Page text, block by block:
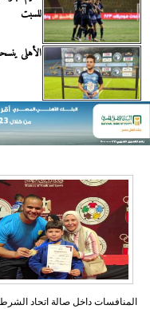
للسبت
الأهلى
المنافسات داخل صالة اتحاد